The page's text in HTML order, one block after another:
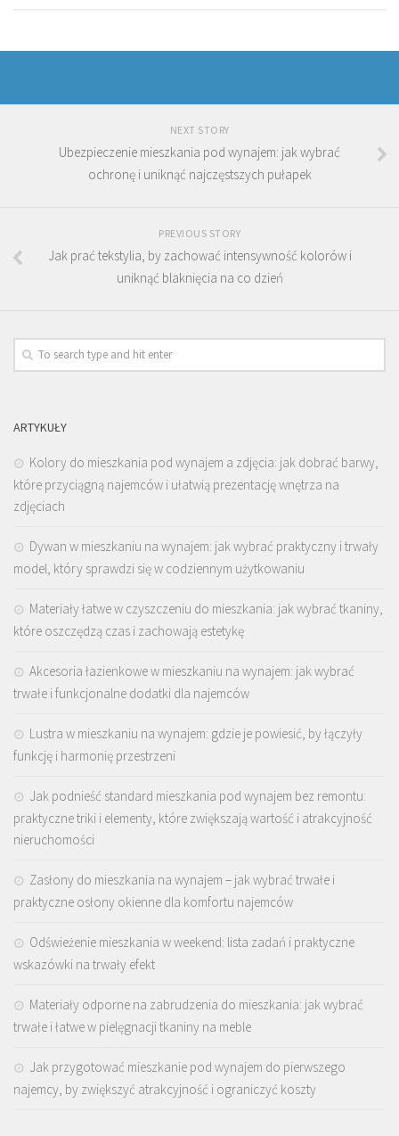
NEXT STORY
Ubezpieczenie mieszkania pod wynajem: jak wybrać
ochronę i uniknąć najczęstszych pułapek
PREVIOUS STORY
Jak prać tekstylia, by zachować intensywność kolorów i
uniknąć blaknięcia na co dzień
ARTYKUŁY
Kolory do mieszkania pod wynajem a zdjęcia: jak dobrać barwy,
które przyciągną najemców i ułatwią prezentację wnętrza na
zdjęciach
Dywan w mieszkaniu na wynajem: jak wybrać praktyczny i trwały
model, który sprawdzi się w codziennym użytkowaniu
Materiały łatwe w czyszczeniu do mieszkania: jak wybrać tkaniny,
które oszczędzą czas i zachowają estetykę
Akcesoria łazienkowe w mieszkaniu na wynajem: jak wybrać
trwałe i funkcjonalne dodatki dla najemców
Lustra w mieszkaniu na wynajem: gdzie je powiesić, by łączyły
funkcję i harmonię przestrzeni
Jak podnieść standard mieszkania pod wynajem bez remontu:
praktyczne triki i elementy, które zwiększają wartość i atrakcyjność
nieruchomości
Zasłony do mieszkania na wynajem – jak wybrać trwałe i
praktyczne osłony okienne dla komfortu najemców
Odświeżenie mieszkania w weekend: lista zadań i praktyczne
wskazówki na trwały efekt
Materiały odporne na zabrudzenia do mieszkania: jak wybrać
trwałe i łatwe w pielęgnacji tkaniny na meble
Jak przygotować mieszkanie pod wynajem do pierwszego
najemcy, by zwiększyć atrakcyjność i ograniczyć koszty